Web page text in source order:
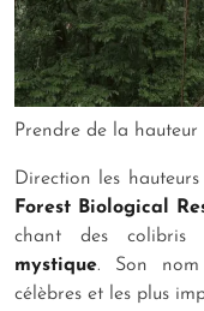
Prendre de la hauteur
Direction les
Forest Biological
chant des colibris
mystique. Son nom
célèbres et les plus